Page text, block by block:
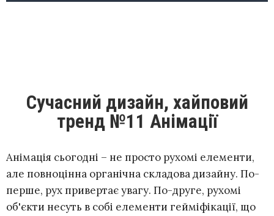
Сучасний дизайн, хайповий
тренд №11 Анімації
Анімація сьогодні – не просто рухомі елементи,
але повноцінна органічна складова дизайну. По-
перше, рух привертає увагу. По-друге, рухомі
об'єкти несуть в собі елементи гейміфікації, що